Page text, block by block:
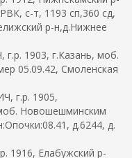
с-т, 1193 сп,360 сд,
р-н,д.Нижнее
1903, г.Казань, моб.
05.09.42, Смоленская
г.р. 1905,
Новошешминским
д.6244, д.
Елабужский р-